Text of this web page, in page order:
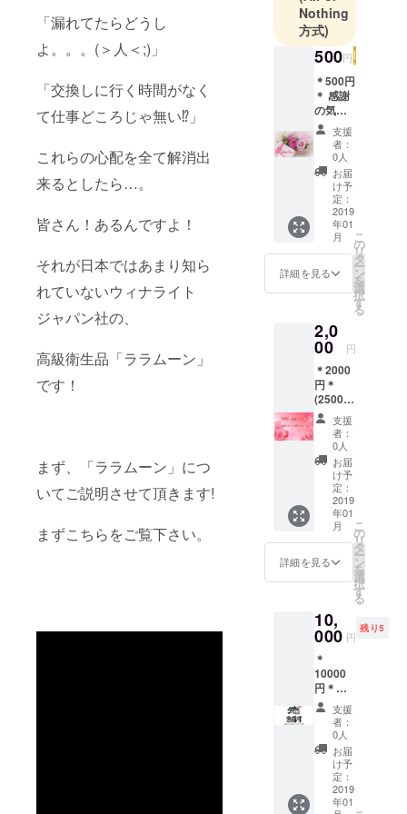
「漏れてたらどうし
よ。。。(＞人＜;)」
「交換しに行く時間がなく
て仕事どころじゃ無い⁉︎」
これらの心配を全て解消出
来るとしたら…。
皆さん！あるんですよ！
それが日本ではあまり知ら
れていないウィナライト
ジャパン社の、
高級衛生品「ララムーン」
です！
まず、「ララムーン」につ
いてご説明させて頂きます!
まずこちらをご覧下さい。
Nothing
方式)
500円
＊500円
＊ 感謝
の気持
ちを込
めて、
お礼の
ポスト
カード
をお送
りさせ
て頂き
ます。
またご
希望が
ある方
には、
ムーン
商品」
のサン
プル品
も一緒
にお送
りしま
す。
支援
者：
0人
お届
け予
定：
2019
年01
月
詳細を見る
こ
の
リ
タ
ー
ン
を
選
択
す
る
2,0
00 円
＊2000
円＊
(2500円
相当の
商品) と
にかく
応援し
たいで
す。と
思っっ
ていた
だいた
方。 感
謝の気
持ちは
忘れま
心を込
めて感
謝のポ
スト
カード
を送り
ます。
また、
ご希望
の方に
は「ラ
ラムー
ン商品
(組み合
支援
者：
0人
お届
け予
定：
2019
年01
月
詳細を見る
こ
の
リ
タ
ー
ン
を
選
択
す
る
10,
000 円
残り5
＊
10000
円＊
(19800
円相当
の商品)
感謝の
気持ち
は一生
忘れま
せん！
支援
者：
0人
お届
け予
定：
2019
年01